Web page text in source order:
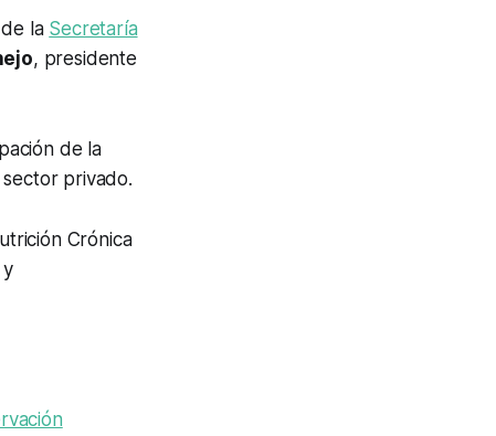
la Secretaría
, presidente
de la
privado.
Crónica
y